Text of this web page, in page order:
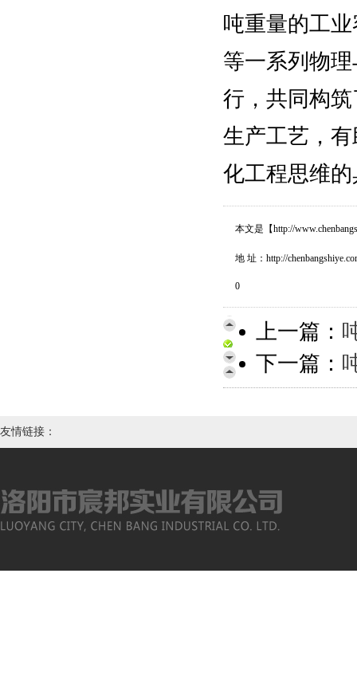
吨重量的工
等一系列物
行，共同构
生产工艺，
化工程思维
本文是【http://
地 址：http://
0
上一篇：
下一篇：
友情链接：